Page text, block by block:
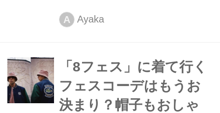
たお得なチケットが2018年5月11日よ
り全国のYSPメンバーズクラブ各店を
店にて発売が開始されています。
A Ayaka
「8フェス」に着て行く
フェスコーデはもうお
決まり？帽子もおしゃ